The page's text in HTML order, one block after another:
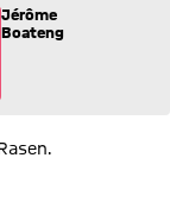
Boateng (17) ins
Jérôme
Boateng